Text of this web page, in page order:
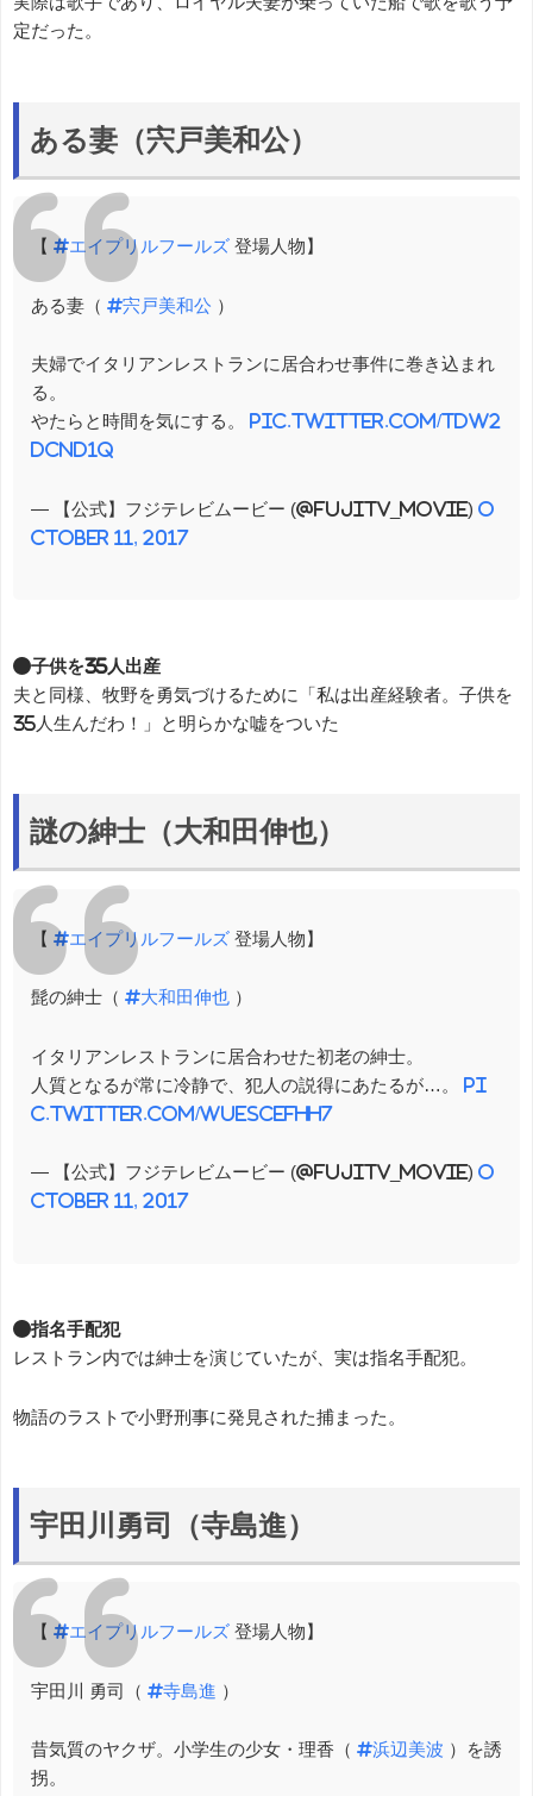
定だった。
ある妻（宍戸美和公）
【 #エイプリルフールズ 登場人物】
ある妻（ #宍戸美和公 ）
夫婦でイタリアンレストランに居合わせ事件に巻き込まれ
る。
やたらと時間を気にする。 pic.twitter.com/tdw2
dcNd1q
— 【公式】フジテレビムービー (@fujitv_movie) O
ctober 11, 2017
●子供を35人出産
夫と同様、牧野を勇気づけるために「私は出産経験者。子供を
35人生んだわ！」と明らかな嘘をついた
謎の紳士（大和田伸也）
【 #エイプリルフールズ 登場人物】
髭の紳士（ #大和田伸也 ）
イタリアンレストランに居合わせた初老の紳士。
人質となるが常に冷静で、犯人の説得にあたるが…。 pi
c.twitter.com/WueSCefHh7
— 【公式】フジテレビムービー (@fujitv_movie) O
ctober 11, 2017
●指名手配犯
レストラン内では紳士を演じていたが、実は指名手配犯。
物語のラストで小野刑事に発見された捕まった。
宇田川勇司（寺島進）
【 #エイプリルフールズ 登場人物】
宇田川 勇司（ #寺島進 ）
昔気質のヤクザ。小学生の少女・理香（ #浜辺美波 ）を誘
拐。